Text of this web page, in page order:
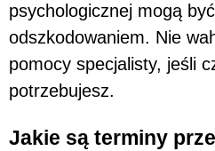
psychologicznej mogą
odszkodowaniem. Nie
pomocy specjalisty, jeśli
potrzebujesz.
Jakie są terminy